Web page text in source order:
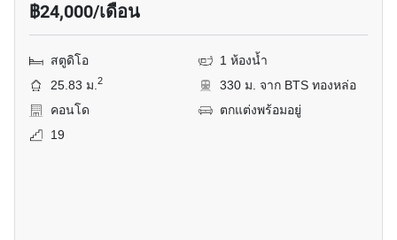
฿24,000/เดือน
สตูดิโอ
1 ห้องน้ำ
25.83 ม.2
330 ม. จาก BTS ทองหล่อ
คอนโด
ตกแต่งพร้อมอยู่
19